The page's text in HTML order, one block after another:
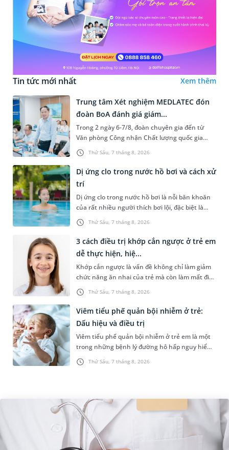
Tin tức mới nhất Xem thêm
Thứ Sáu, 7 tháng 8, 2026
Trung tâm Xét nghiệm MEDLATEC đón
đoàn BoA đánh giá giám...
Trong 2 ngày 6-7/8, đoàn chuyên gia đến từ
Văn phòng Công nhận Chất lượng quốc gia
(BoA) đã ghi nhận và đánh giá cao nỗ lực duy trì
hệ thống quản lý chất lượ...
Thứ Sáu, 7 tháng 8, 2026
Dị ứng clo trong nước hồ bơi và cách xử
trí
Dị ứng clo trong nước hồ bơi là nỗi băn khoăn
của rất nhiều người thích bơi lội, đặc biệt là
những trường hợp thường xuyên bơi ở những
hồ bơi nhân tạo. Bài v...
Thứ Sáu, 7 tháng 8, 2026
3 cách điều trị khớp cắn ngược ở trẻ em
dễ thực hiện, hiệ...
Khớp cắn ngược là vấn đề không chỉ làm giảm
chức năng ăn nhai của trẻ mà còn làm mất đi
sự cân đối của khuôn mặt. Do đó, cần khắc
phục sớm tình trạng này để...
Thứ Sáu, 7 tháng 8, 2026
Viêm tiểu phế quản bội nhiễm ở trẻ:
Dấu hiệu và điều trị
Viêm tiểu phế quản bội nhiễm ở trẻ em là một
trong những bệnh lý đường hô hấp nguy hiểm,
thường bùng phát vào thời điểm giao mùa. Khi
những tổn thương ban đầ...